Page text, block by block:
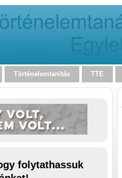
Történelemtanítás TTE
folytathassuk